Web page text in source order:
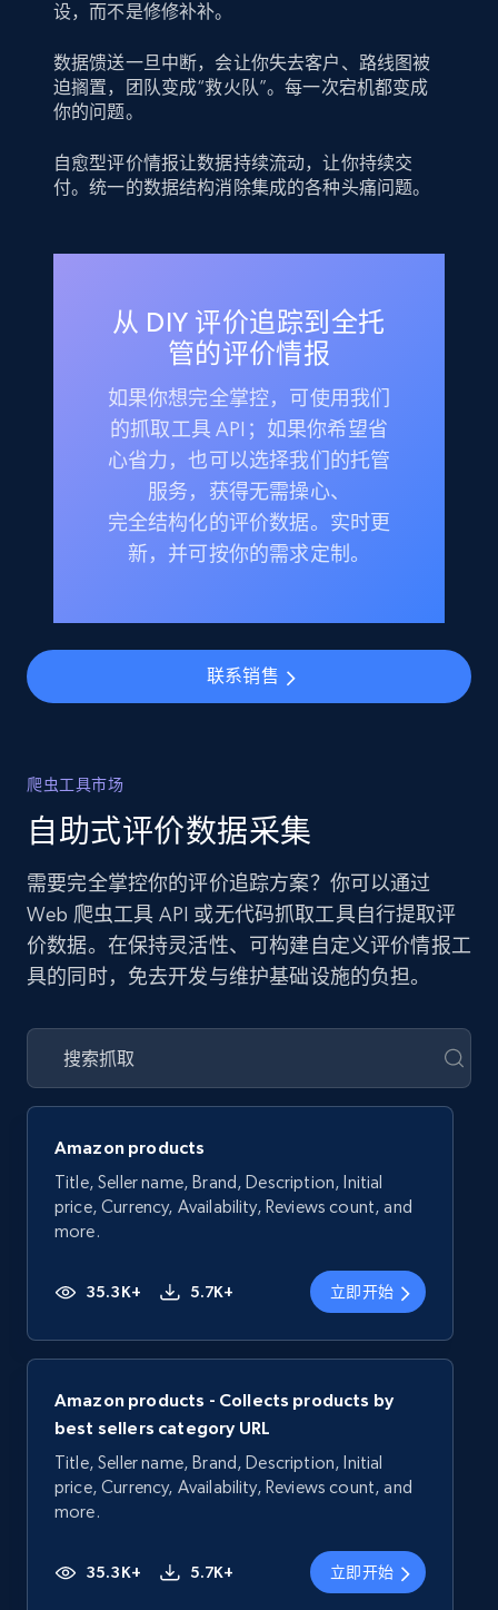
设，而不是修修补补。
数据馈送一旦中断，会让你失去客户、路线图被
迫搁置，团队变成“救火队”。每一次宕机都变成
你的问题。
自愈型评价情报让数据持续流动，让你持续交
付。统一的数据结构消除集成的各种头痛问题。
从 DIY 评价追踪到全托
管的评价情报
如果你想完全掌控，可使用我们
的抓取工具 API；如果你希望省
心省力，也可以选择我们的托管
服务，获得无需操心、
完全结构化的评价数据。实时更
新，并可按你的需求定制。
联系销售
爬虫工具市场
自助式评价数据采集
需要完全掌控你的评价追踪方案？你可以通过
Web 爬虫工具 API 或无代码抓取工具自行提取评
价数据。在保持灵活性、可构建自定义评价情报工
具的同时，免去开发与维护基础设施的负担。
Amazon products
Title, Seller name, Brand, Description, Initial
price, Currency, Availability, Reviews count, and
more.
35.3K+ 5.7K+ 立即开始
Amazon products - Collects products by
best sellers category URL
Title, Seller name, Brand, Description, Initial
price, Currency, Availability, Reviews count, and
more.
35.3K+ 5.7K+ 立即开始